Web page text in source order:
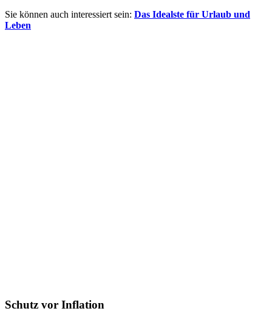
Sie können auch interessiert sein: Das Idealste für Urlaub und
Leben
Schutz vor Inflation